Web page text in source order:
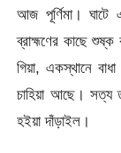
আজ পূর্ণিমা।
ব্রাহ্মণের কাছে শুষ্ক
গিয়া, একস্থানে
চাহিয়া আছে। সত্য
হইয়া দাঁড়াইল।